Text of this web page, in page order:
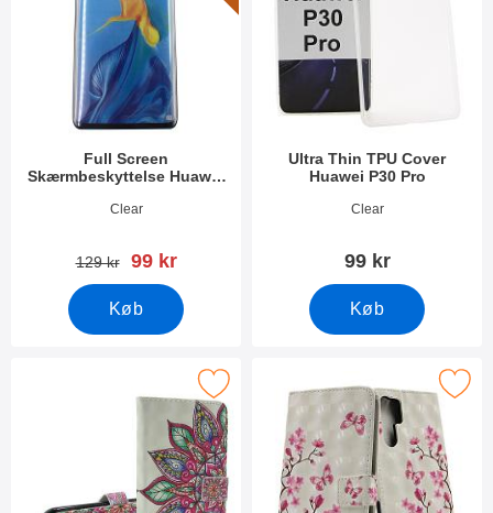
Full Screen
Skærmbeskyttelse Huawei
Varenr 31355Clear
pris
129 kr pris
99 kr
Køb
Ultra Thin TPU Cover
Huawei P30 Pro
Varenr 30754Clear
99 kr
Køb
Marker designwallet Huawei P30 Pro som favorit
Marker designwallet Huawei